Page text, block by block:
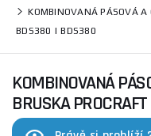
KOMBINOVANÁ PÁSOVÁ A
BDS380 | BDS380
KOMBINOVANÁ
BRUSKA